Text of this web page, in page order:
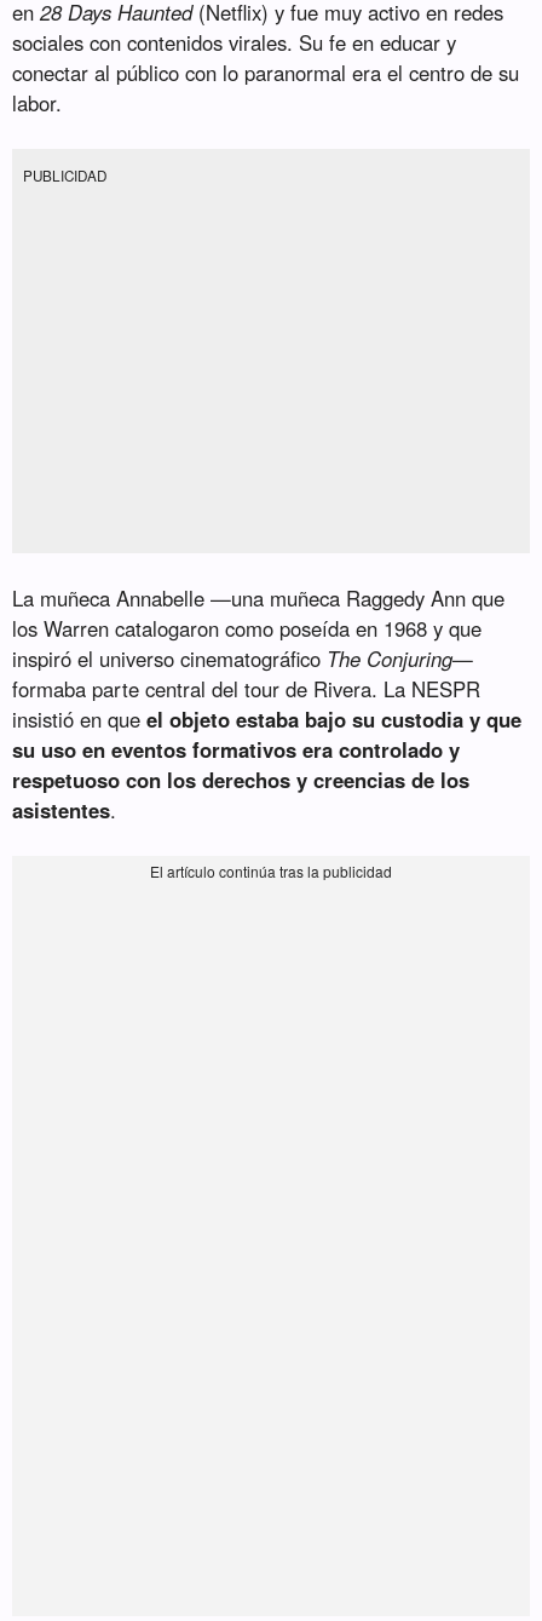
en28 Days Haunted(Netflix) y fue muy activo en redes
sociales con contenidos virales. Su fe en educar y
conectar al público con lo paranormal era el centro de su
labor.
PUBLICIDAD
La muñeca Annabelle —una muñeca Raggedy Ann que
los Warren catalogaron como poseída en 1968 y que
inspiró el universo cinematográfico The Conjuring—
formaba parte central del tour de Rivera. La NESPR
insistió en queel objeto estaba bajo su custodia y que
su uso en eventos formativos era controlado y
respetuoso con los derechos y creencias de los
asistentes.